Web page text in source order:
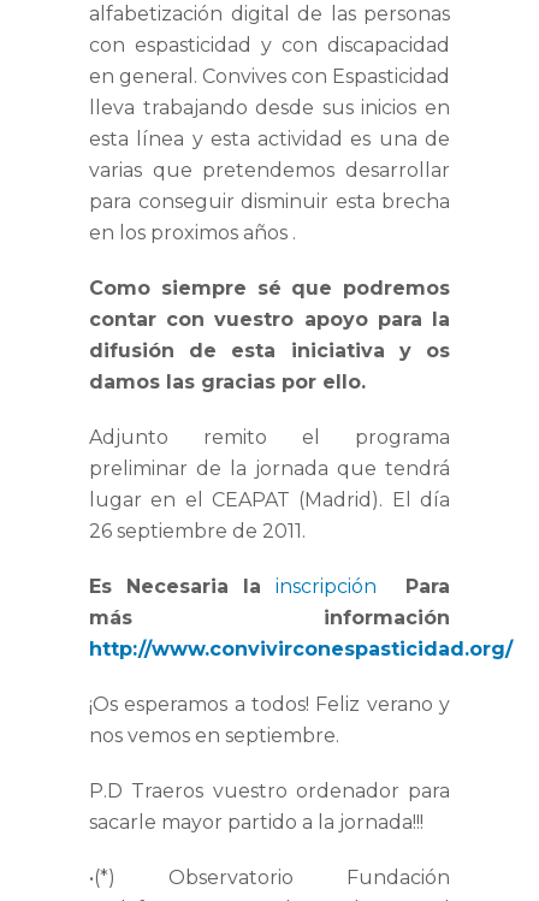
alfabetización digital de las personas
con espasticidad y con discapacidad
en general. Convives con Espasticidad
lleva trabajando desde sus inicios en
esta línea y esta actividad es una de
varias que pretendemos desarrollar
para conseguir disminuir esta brecha
en los proximos años .
Como siempre sé que podremos
contar con vuestro apoyo para la
difusión de esta iniciativa y os
damos las gracias por ello.
Adjunto remito el programa
preliminar de la jornada que tendrá
lugar en el CEAPAT (Madrid). El día
26 septiembre de 2011.
Es Necesaria la inscripción
Para
más información
http://www.convivirconespasticidad.org/
¡Os esperamos a todos! Feliz verano y
nos vemos en septiembre.
P.D Traeros vuestro ordenador para
sacarle mayor partido a la jornada!!!
•(*) Observatorio Fundación